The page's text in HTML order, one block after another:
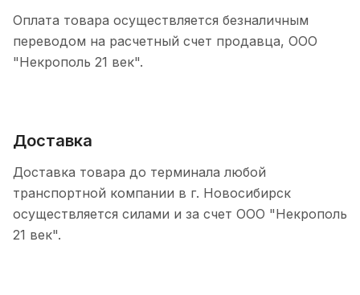
Оплата товара осуществляется безналичным
переводом на расчетный счет продавца, ООО
"Некрополь 21 век".
Доставка
Доставка товара до терминала любой
транспортной компании в г. Новосибирск
осуществляется силами и за счет ООО "Некрополь
21 век".